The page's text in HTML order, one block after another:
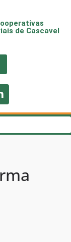
de Cascavel